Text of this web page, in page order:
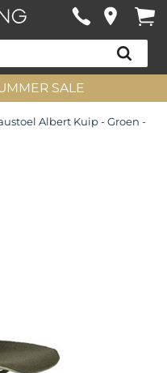
SALE
Albert Kuip - Groen -